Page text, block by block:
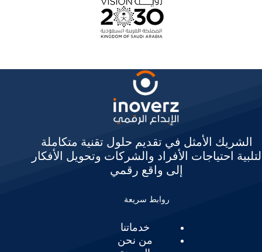
الشريك الأمثل في تقديم حلول تقنية متكاملة
لتلبية احتياجات الأفراد والشركات وتحويل الأفكار
إلى واقع رقمي
روابط سريعة
خدماتنا
من نحن